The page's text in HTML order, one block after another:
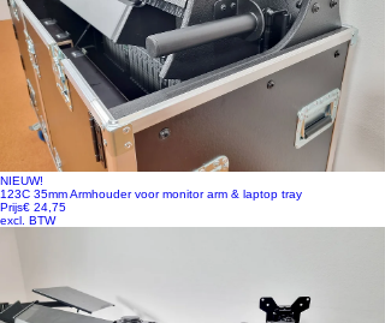
NIEUW!
123C 35mm Armhouder voor monitor arm & laptop tray
Prijs€ 24,75
excl. BTW